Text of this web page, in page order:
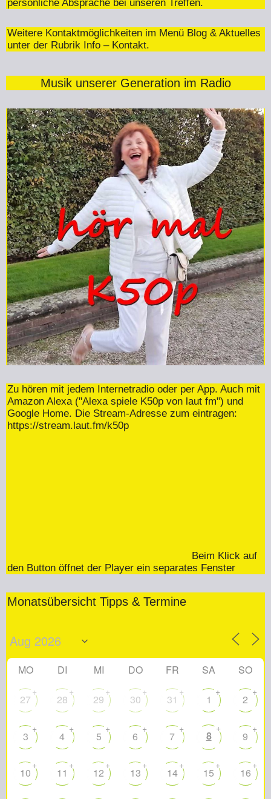
persönliche Absprache bei unseren Treffen.
Weitere Kontaktmöglichkeiten im Menü Blog & Aktuelles
unter der Rubrik Info – Kontakt.
Musik unserer Generation im Radio
Zu hören mit jedem Internetradio oder per App. Auch mit
Amazon Alexa ("Alexa spiele K50p von laut fm") und
Google Home. Die Stream-Adresse zum eintragen:
https://stream.laut.fm/k50p
Beim Klick auf
den Button öffnet der Player ein separates Fenster
Monatsübersicht Tipps & Termine
MO DI MI DO FR SA SO
27
+
28
+
29
+
30
+
31
+
1
+
2
+
3
+
4
+
5
+
6
+
7
+
8
+
9
+
10
+
11
+
12
+
13
+
14
+
15
+
16
+